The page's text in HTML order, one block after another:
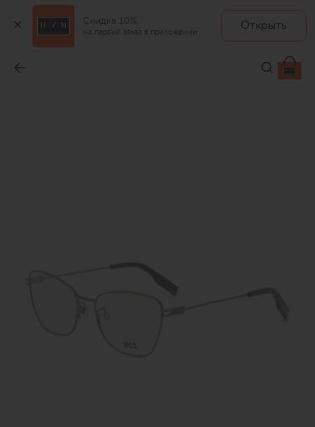
Скидка 10%
на первый заказ в приложении
Открыть
MCQ